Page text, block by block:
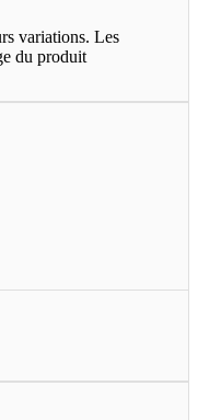
variations. Les
du produit